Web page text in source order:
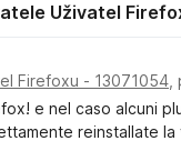
e
i
r
e
Uživatel
Firefoxu - 13071054
e nel caso alcuni
reinstallate la